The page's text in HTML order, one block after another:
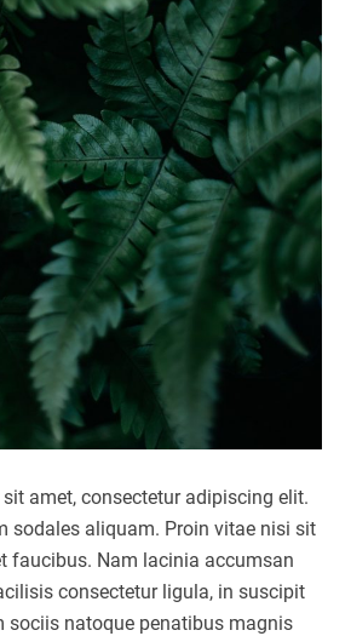
amet, consectetur adipiscing elit.
sodales aliquam. Proin vitae nisi sit
faucibus. Nam lacinia accumsan
consectetur ligula, in suscipit
sociis natoque penatibus magnis